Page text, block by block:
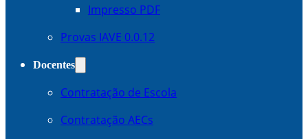
Impresso PDF
Provas IAVE 0.0.12
Docentes
Contratação de Escola
Contratação AECs